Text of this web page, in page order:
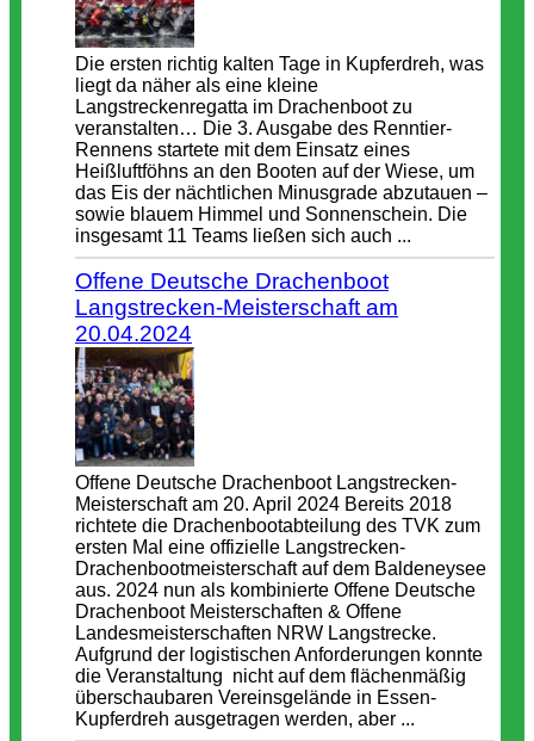
Die ersten richtig kalten Tage in Kupferdreh, was
liegt da näher als eine kleine
Langstreckenregatta im Drachenboot zu
veranstalten… Die 3. Ausgabe des Renntier-
Rennens startete mit dem Einsatz eines
Heißluftföhns an den Booten auf der Wiese, um
das Eis der nächtlichen Minusgrade abzutauen –
sowie blauem Himmel und Sonnenschein. Die
insgesamt 11 Teams ließen sich auch ...
Offene Deutsche Drachenboot
Langstrecken-Meisterschaft am
20.04.2024
Offene Deutsche Drachenboot Langstrecken-
Meisterschaft am 20. April 2024 Bereits 2018
richtete die Drachenbootabteilung des TVK zum
ersten Mal eine offizielle Langstrecken-
Drachenbootmeisterschaft auf dem Baldeneysee
aus. 2024 nun als kombinierte Offene Deutsche
Drachenboot Meisterschaften & Offene
Landesmeisterschaften NRW Langstrecke.
Aufgrund der logistischen Anforderungen konnte
die Veranstaltung nicht auf dem flächenmäßig
überschaubaren Vereinsgelände in Essen-
Kupferdreh ausgetragen werden, aber ...